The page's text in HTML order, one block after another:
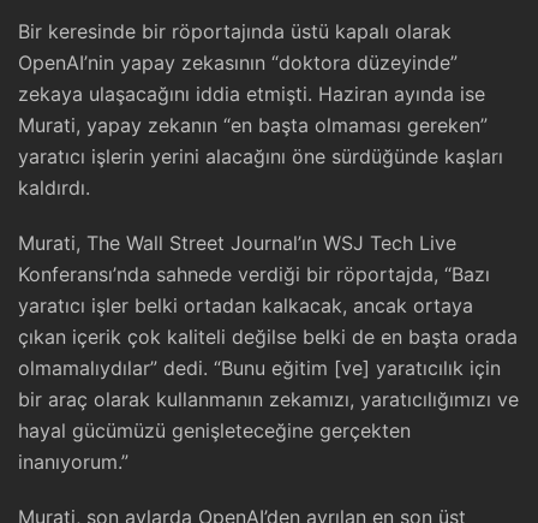
Bir keresinde bir röportajında üstü kapalı olarak
OpenAI’nin yapay zekasının “doktora düzeyinde”
zekaya ulaşacağını iddia etmişti. Haziran ayında ise
Murati, yapay zekanın “en başta olmaması gereken”
yaratıcı işlerin yerini alacağını öne sürdüğünde kaşları
kaldırdı.
Murati, The Wall Street Journal’ın WSJ Tech Live
Konferansı’nda sahnede verdiği bir röportajda, “Bazı
yaratıcı işler belki ortadan kalkacak, ancak ortaya
çıkan içerik çok kaliteli değilse belki de en başta orada
olmamalıydılar” dedi. “Bunu eğitim [ve] yaratıcılık için
bir araç olarak kullanmanın zekamızı, yaratıcılığımızı ve
hayal gücümüzü genişleteceğine gerçekten
inanıyorum.”
Murati, son aylarda OpenAI’den ayrılan en son üst